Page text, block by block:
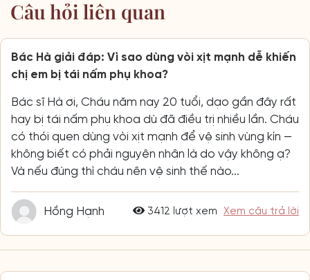
Câu hỏi liên quan
Bác Hà giải đáp: Vì sao dùng vòi xịt mạnh dễ khiến
chị em bị tái nấm phụ khoa?
Bác sĩ Hà ơi, Cháu năm nay 20 tuổi, dạo gần đây rất
hay bị tái nấm phụ khoa dù đã điều trị nhiều lần. Cháu
có thói quen dùng vòi xịt mạnh để vệ sinh vùng kín —
không biết có phải nguyên nhân là do vậy không ạ?
Và nếu đúng thì cháu nên vệ sinh thế nào...
Hồng Hạnh 3412 lượt xem Xem câu trả lời